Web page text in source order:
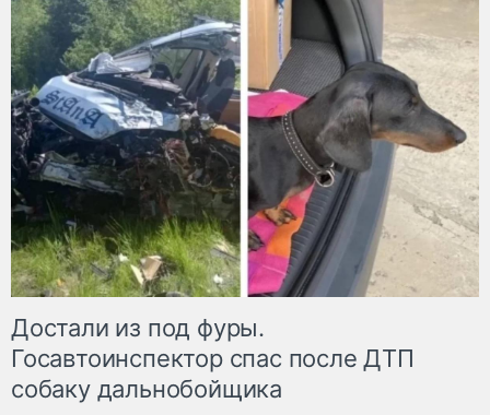
Достали из под фуры.
Госавтоинспектор спас после ДТП
собаку дальнобойщика